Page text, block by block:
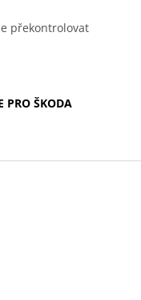
překontrolovat
PRO ŠKODA